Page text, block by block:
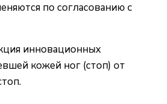
по согласованию с
инновационных
кожей ног (стоп) от